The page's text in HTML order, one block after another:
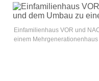
Einfamilienhaus VOR und
einem Mehrgenerationenhaus